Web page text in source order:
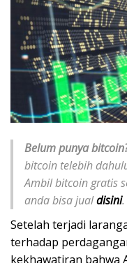
Belum punya
bitcoin telebih
Ambil bitcoin gratis
anda bisa jualdisini.
Setelah terjadi
terhadap
kekhawatiran bahwa